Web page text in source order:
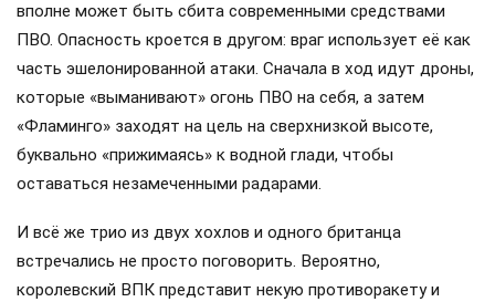
вполне может быть сбита современными средствами
ПВО. Опасность кроется в другом: враг использует её как
часть эшелонированной атаки. Сначала в ход идут дроны,
которые «выманивают» огонь ПВО на себя, а затем
«Фламинго» заходят на цель на сверхнизкой высоте,
буквально «прижимаясь» к водной глади, чтобы
оставаться незамеченными радарами.
И всё же трио из двух хохлов и одного британца
встречались не просто поговорить. Вероятно,
королевский ВПК представит некую противоракету и